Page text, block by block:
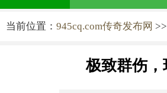
当前位置： 945cq.com传奇发布网 >>
极致群伤